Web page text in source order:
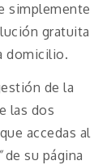
simplemente
gratuita
domicilio.
de la
las dos
accedas al
de su página